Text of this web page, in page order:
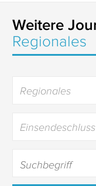
Weitere
Regionales
Regionales
Einsendeschluss